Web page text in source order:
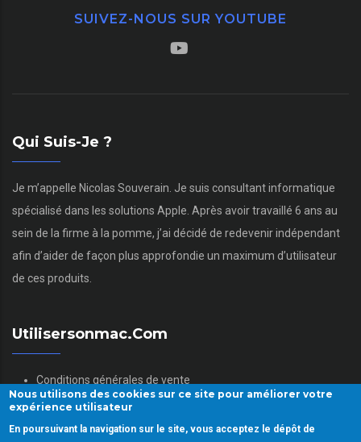
SUIVEZ-NOUS SUR YOUTUBE
Qui Suis-Je ?
Je m’appelle Nicolas Souverain. Je suis consultant informatique
spécialisé dans les solutions Apple. Après avoir travaillé 6 ans au
sein de la firme à la pomme, j’ai décidé de redevenir indépendant
afin d’aider de façon plus approfondie un maximum d’utilisateur
de ces produits.
Utilisersonmac.com
Conditions générales de vente
Mentions légales
Politique des données personnelles
Nous utilisons des cookies sur ce site pour améliorer votre
expérience utilisateur
En poursuivant la navigation sur le site, vous acceptez le dépôt de